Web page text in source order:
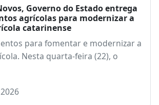
Governo do Estado entrega
agrícolas para modernizar a
catarinense
para fomentar e modernizar a
Nesta quarta-feira (22), o